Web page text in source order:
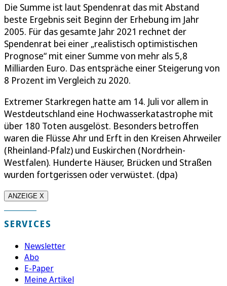
Die Summe ist laut Spendenrat das mit Abstand
beste Ergebnis seit Beginn der Erhebung im Jahr
2005. Für das gesamte Jahr 2021 rechnet der
Spendenrat bei einer „realistisch optimistischen
Prognose“ mit einer Summe von mehr als 5,8
Milliarden Euro. Das entspräche einer Steigerung von
8 Prozent im Vergleich zu 2020.
Extremer Starkregen hatte am 14. Juli vor allem in
Westdeutschland eine Hochwasserkatastrophe mit
über 180 Toten ausgelöst. Besonders betroffen
waren die Flüsse Ahr und Erft in den Kreisen Ahrweiler
(Rheinland-Pfalz) und Euskirchen (Nordrhein-
Westfalen). Hunderte Häuser, Brücken und Straßen
wurden fortgerissen oder verwüstet. (dpa)
ANZEIGE X
SERVICES
Newsletter
Abo
E-Paper
Meine Artikel